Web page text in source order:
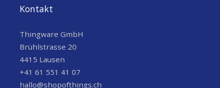
Volle 44-Pin GPIO-Breakout mit Pin-
Flexibilität für Sensoren, Displays,
Motoren oder Erweiterungsboards
Integriertes 2.4 GHz WiFi 802.11 b/g/n
und Bluetooth 5.0 (BLE + Classic) –
Kontakt
Thingware GmbH
Brühlstrasse 20
4415 Lausen
+41 61 551 41 07
hallo@shopofthings.ch